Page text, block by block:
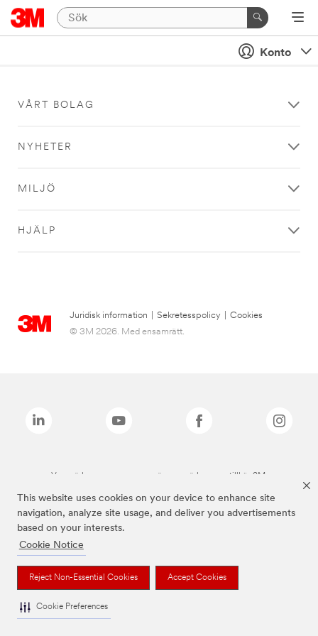
This website uses cookies on your device to enhance site
navigation, analyze site usage, and deliver you advertisements
based on your interests.
Cookie Notice
Reject Non-Essential Cookies Accept Cookies
Cookie Preferences
Konto
VÅRT BOLAG
NYHETER
MILJÖ
HJÄLP
Juridisk information Sekretesspolicy
Cookies
© 3M 2026. Med ensamrätt.
Varumärken som anges ovan är varumärken som tillhör 3M.